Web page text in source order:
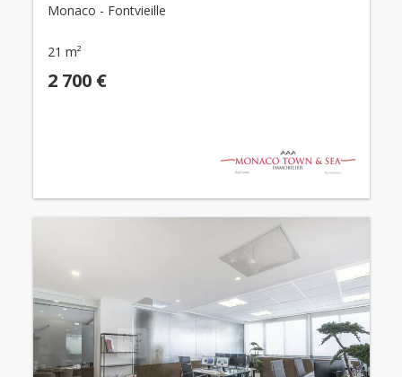
Monaco - Fontvieille
21 m²
2 700 €